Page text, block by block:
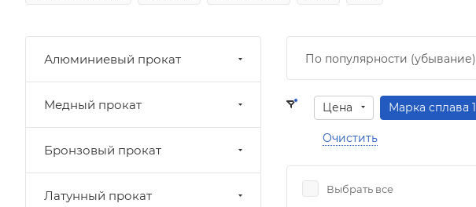
По популярности (убывание)
Цена Марка сплава: 1
Очистить
Выбрать все
Алюминиевый прокат
Медный прокат
Бронзовый прокат
Латунный прокат